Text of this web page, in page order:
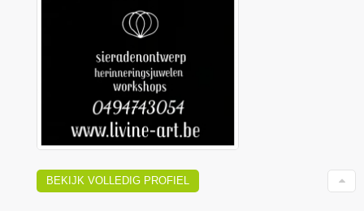
BEKIJK VOLLEDIG PROFIEL